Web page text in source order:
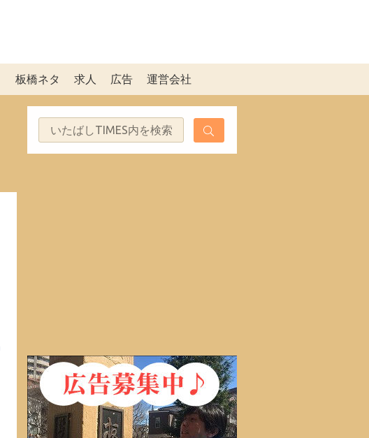
板橋ネタ 求人 広告 運営会社